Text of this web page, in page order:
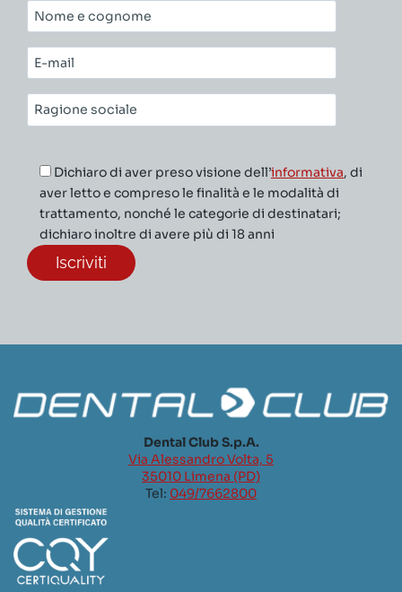
Nome
e
cognome*
E-
mail*
Ragione
sociale*
Dichiaro di aver preso visione dell’informativa, di
aver letto e compreso le finalità e le modalità di
trattamento, nonché le categorie di destinatari;
dichiaro inoltre di avere più di 18 anni
Dental Club S.p.A.
Via Alessandro Volta, 5
35010 Limena (PD)
Tel: 049/7662800